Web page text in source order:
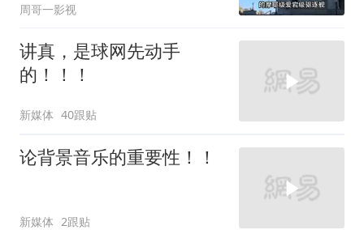
周哥一影视
讲真，是球网先动手
的！！！
新媒体 40跟贴
论背景音乐的重要性！！
新媒体 2跟贴